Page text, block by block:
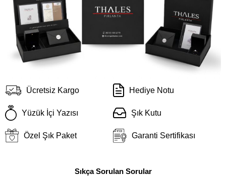
Ücretsiz Kargo Hediye Notu
Yüzük İçi Yazısı Şık Kutu
Özel Şık Paket Garanti Sertifikası
Sıkça Sorulan Sorular